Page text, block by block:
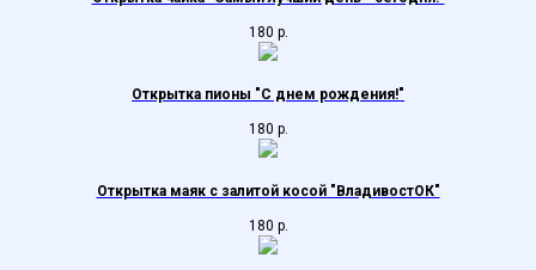
180 р.
Открытка пионы "С днем рождения!"
180 р.
Открытка маяк с залитой косой "ВладивостОК"
180 р.